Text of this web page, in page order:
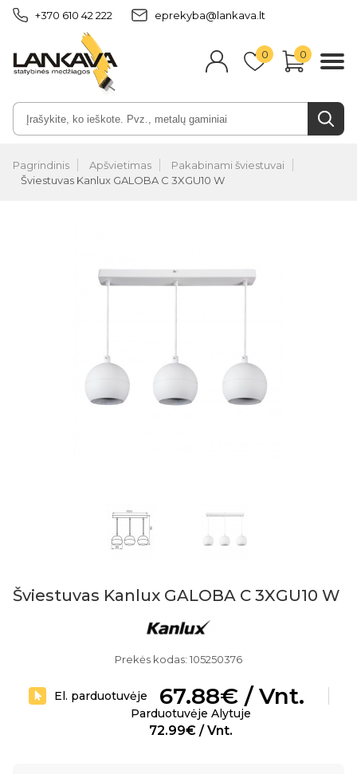
+370 610 42 222 eprekyba@lankava.lt
0 0
Pagrindinis Apšvietimas
Pakabinami šviestuvai
Šviestuvas Kanlux GALOBA C 3XGU10 W
Šviestuvas Kanlux GALOBA C 3XGU10 W
Prekės kodas: 105250376
El. parduotuvėje 67.88€ / Vnt.
Parduotuvėje Alytuje
72.99€ / Vnt.